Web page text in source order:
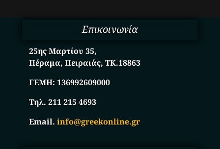
Επικοινωνία
25ης Μαρτίου 35,
Πέραμα, Πειραιάς, ΤΚ.18863
ΓΕΜΗ:136992609000
Τηλ. 211 215 4693
Email.info@greekonline.gr